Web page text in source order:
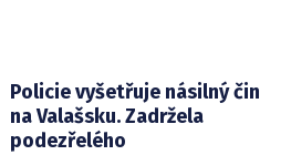
Policie vyšetřuje násilný čin
na Valašsku. Zadržela
podezřelého